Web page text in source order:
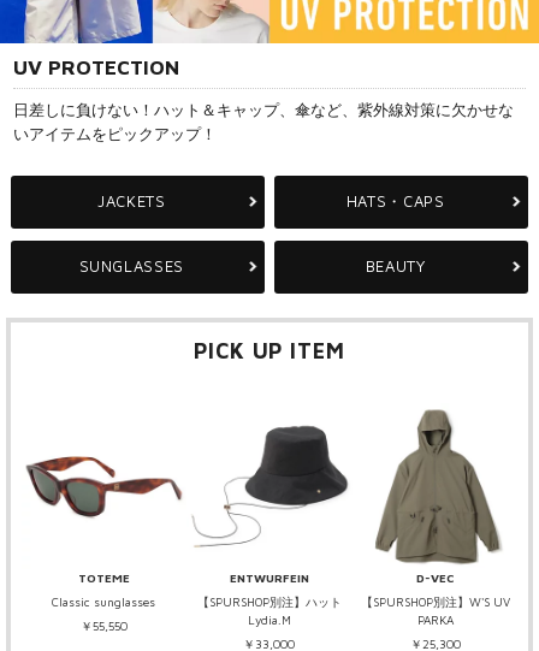
UV PROTECTION
日差しに負けない！ハット＆キャップ、傘など、紫外線対策に欠かせな
いアイテムをピックアップ！
JACKETS HATS・CAPS
SUNGLASSES BEAUTY
PICK UP ITEM
TOTEME
Classic sunglasses
￥55,550
ENTWURFEIN
【SPURSHOP別注】ハット
Lydia.M
￥33,000
D-VEC
【SPURSHOP別注】W'S UV
PARKA
￥25,300